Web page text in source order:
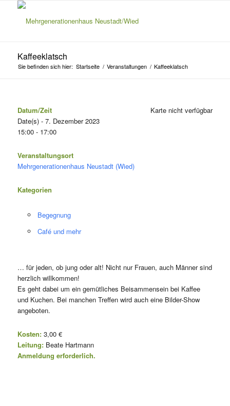
Kaffeeklatsch
Sie befinden sich hier: Startseite / Veranstaltungen / Kaffeeklatsch
Karte nicht verfügbar
Datum/Zeit
Date(s) - 7. Dezember 2023
15:00 - 17:00
Veranstaltungsort
Mehrgenerationenhaus Neustadt (Wied)
Kategorien
Begegnung
Café und mehr
… für jeden, ob jung oder alt! Nicht nur Frauen, auch Männer sind
herzlich willkommen!
Es geht dabei um ein gemütliches Beisammensein bei Kaffee
und Kuchen. Bei manchen Treffen wird auch eine Bilder-Show
angeboten.
Kosten: 3,00 €
Leitung: Beate Hartmann
Anmeldung erforderlich.